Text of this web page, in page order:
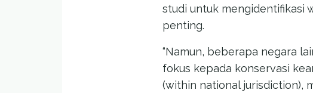
studi untuk mengidentifikasi
penting.
“Namun, beberapa negara
fokus kepada konservasi
(within national jurisdiction),